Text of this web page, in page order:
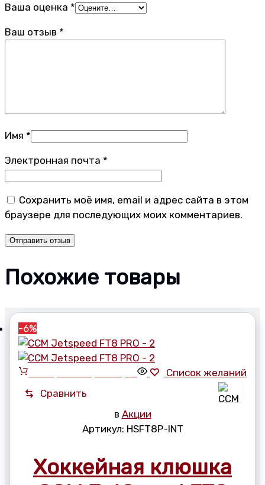
Ваша оценка *
Ваш отзыв *
Имя *
Электронная почта *
Сохранить моё имя, email и адрес сайта в этом
браузере для последующих моих комментариев.
Похожие товары
-6%
Список желаний
Сравнить
в Акции
Артикул: HSFT8P-INT
Хоккейная клюшка